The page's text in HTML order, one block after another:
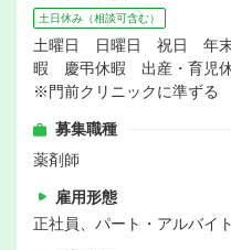
土日休み（相談可含む）
土曜日 日曜日 祝日 年
暇 慶弔休暇 出産・育児
※門前クリニックに準ずる
募集職種
薬剤師
雇用形態
正社員、パート・アルバイト